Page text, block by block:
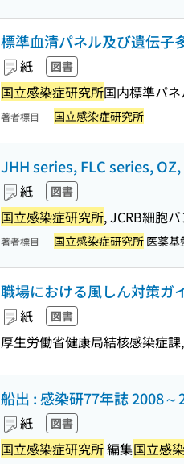
標準血清パネル及び遺伝子
紙 図書
国立感染症研究所国内標準パ
著者標目 国立感染症研究所
JHH series, FLC series,
紙 図書
国立感染症研究所, JCRB細胞
著者標目 国立感染症研究所 医薬基
職場における風しん対策ガ
紙 図書
厚生労働省健康局結核感染症
船出 : 感染研77年誌 2008～
紙 図書
国立感染症研究所編集国立感